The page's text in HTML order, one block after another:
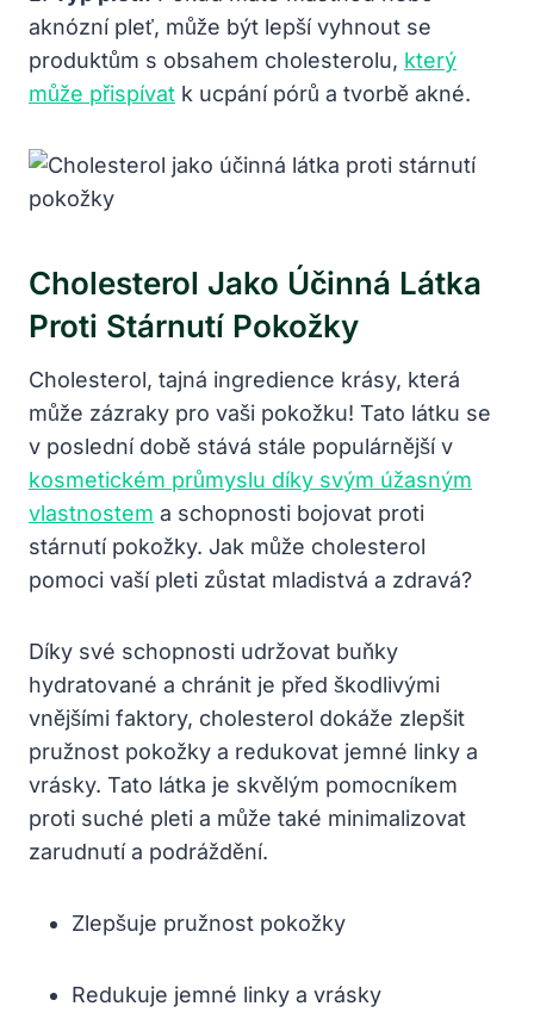
aknózní pleť, může být lepší vyhnout se
produktům s obsahem cholesterolu, který
může přispívat k ucpání pórů a tvorbě akné.
Cholesterol Jako Účinná Látka
Proti Stárnutí Pokožky
Cholesterol, tajná ingredience krásy, která
může zázraky pro vaši pokožku! Tato látku se
v poslední době stává stále populárnější v
kosmetickém průmyslu díky svým úžasným
vlastnostem a schopnosti bojovat proti
stárnutí pokožky. Jak může cholesterol
pomoci vaší pleti zůstat mladistvá a zdravá?
Díky své schopnosti udržovat buňky
hydratované a chránit je před škodlivými
vnějšími faktory, cholesterol dokáže zlepšit
pružnost pokožky a redukovat jemné linky a
vrásky. Tato látka je skvělým pomocníkem
proti suché pleti a může také minimalizovat
zarudnutí a podráždění.
Zlepšuje pružnost pokožky
Redukuje jemné linky a vrásky